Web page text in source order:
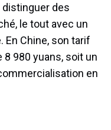
des
le tout avec un
En Chine, son tarif
8 980 yuans, soit un
en